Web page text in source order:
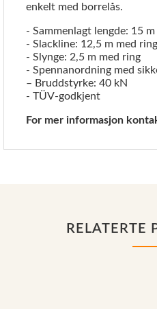
enkelt med borrelås.
- Sammenlagt lengde: 15 m
- Slackline: 12,5 m med
- Slynge: 2,5 m med ring
- Spennanordning med
– Bruddstyrke: 40 kN
- TÜV-godkjent
For mer informasjon
RELATERTE